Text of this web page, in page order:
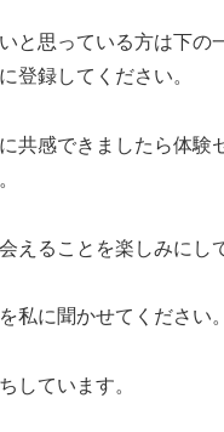
と思っている方は下の
登録してください。
共感できましたら体験
えることを楽しみにし
私に聞かせてください。
しています。